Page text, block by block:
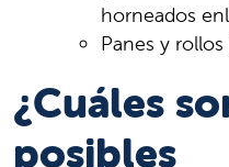
horneados
Panes y
¿Cuáles
posibles